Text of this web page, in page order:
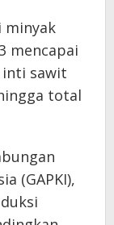
minyak
mencapai
inti sawit
total
(GAPKI),